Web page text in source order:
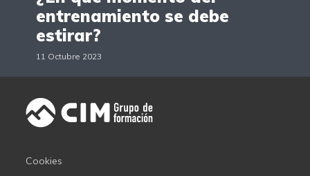
entrenamiento se debe
estirar?
11 Octubre 2023
Cookies